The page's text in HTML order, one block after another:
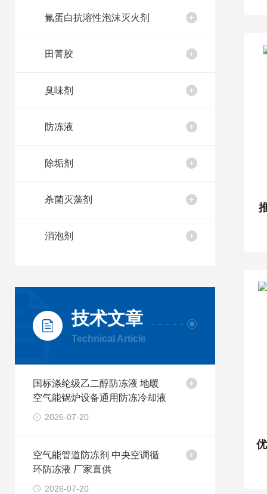
氟蛋白抗溶性泡沫灭火剂
田菁胶
臭味剂
防冻液
除垢剂
杀菌灭藻剂
消泡剂
技术文章
Technical Article
国标涤纶级乙二醇防冻液 地暖
空气能锅炉设备通用防冻冷却液
2026-07-20
空气能管道防冻剂 中央空调循
环防冻液 厂家直供
2026-07-20